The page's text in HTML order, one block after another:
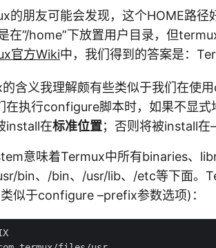
的朋友可能会发现，这个HOME路径
在”/home”下放置用户目录，但
官方Wiki中，我们得到的答案是：
含义我理解颇有些类似于我们在使
在执行configure脚本时，如果不显
install在标准位置；否则将被install在
意味着Termux中所有binaries、
bin、/bin、/usr/lib、/etc等下面。
似于configure –prefix参数选项)：